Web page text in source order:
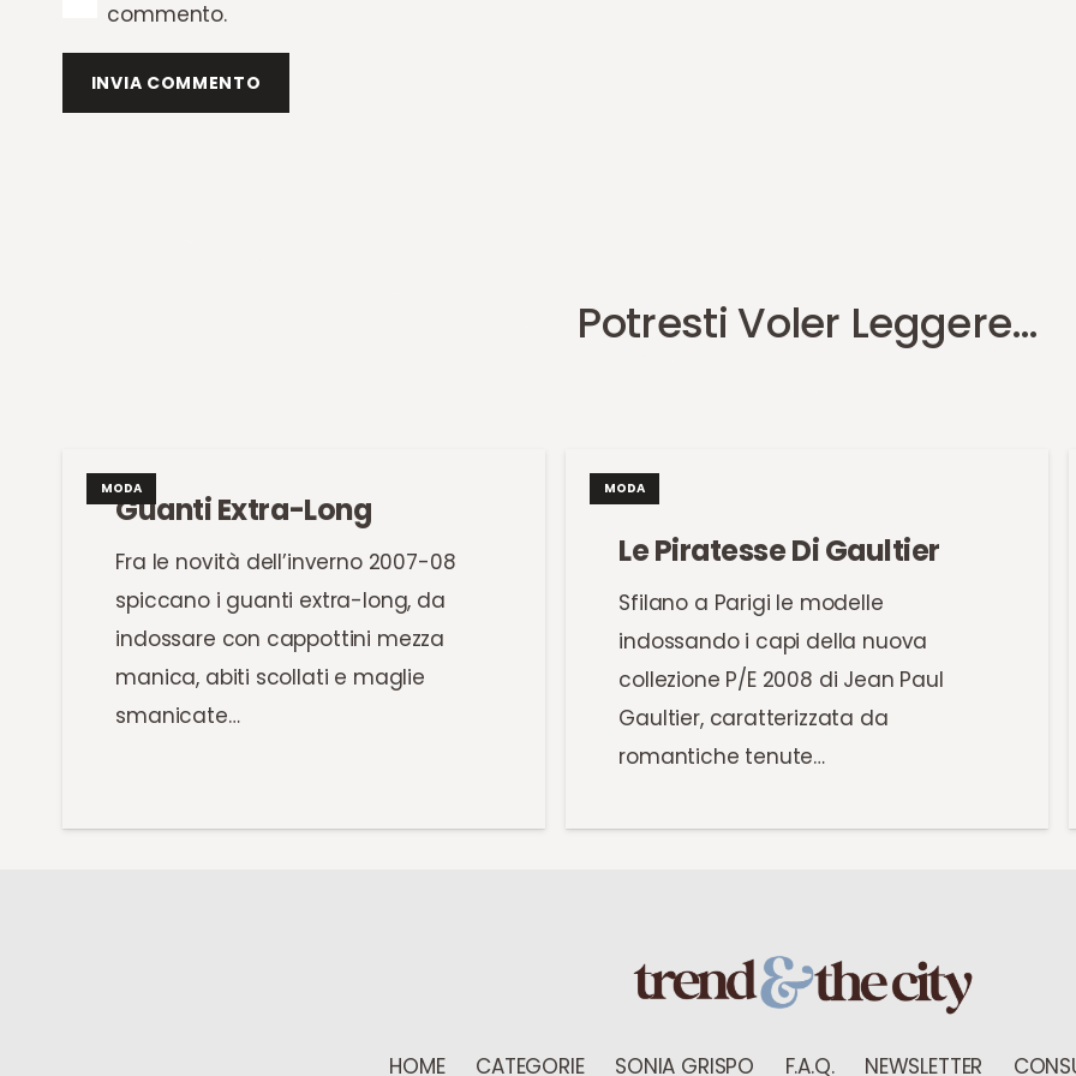
commento.
INVIA COMMENTO
Potresti Voler Leggere…
MODA
Guanti Extra-Long
Fra le novità dell’inverno 2007-08
spiccano i guanti extra-long, da
indossare con cappottini mezza
manica, abiti scollati e maglie
smanicate…
MODA
Le Piratesse Di Gaultier
Sfilano a Parigi le modelle
indossando i capi della nuova
collezione P/E 2008 di Jean Paul
Gaultier, caratterizzata da
romantiche tenute…
HOME CATEGORIE SONIA GRISPO F.A.Q. NEWSLETTER